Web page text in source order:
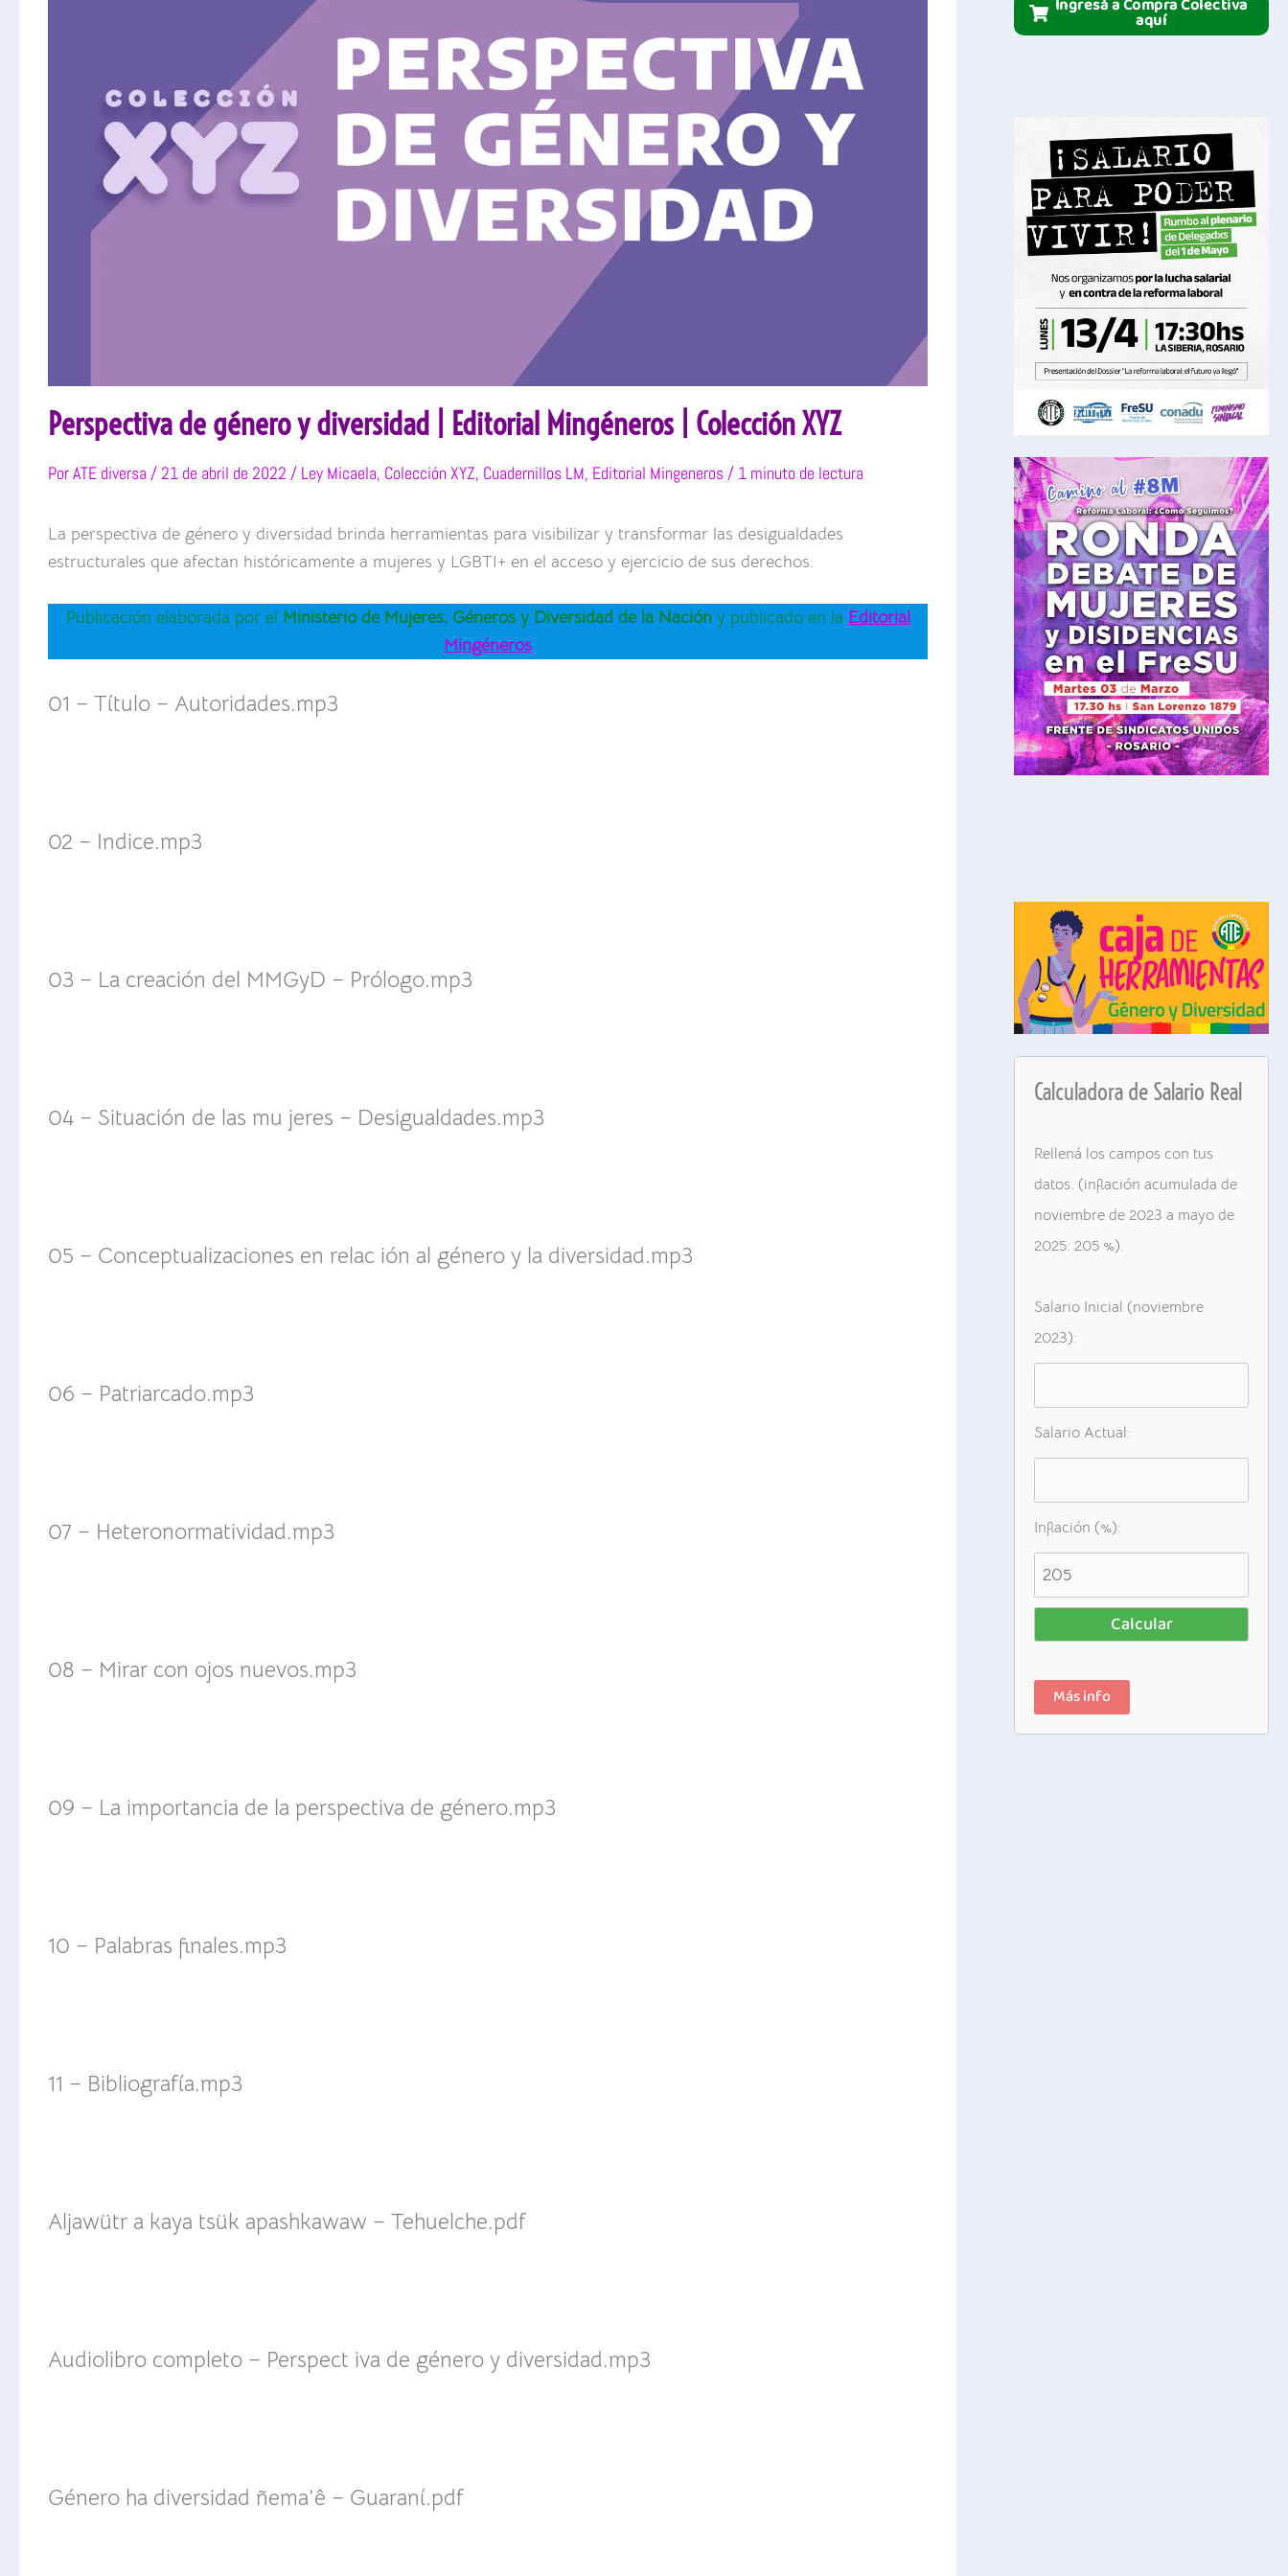
Perspectiva de género y diversidad | Editorial Mingéneros | Colección XYZ
PorATE diversa/21 de abril de 2022 / Ley Micaela, Colección XYZ, Cuadernillos LM, Editorial Mingeneros/ 1 minuto de lectura
La perspectiva de género y diversidad brinda herramientas para visibilizar y transformar las desigualdades
estructurales que afectan históricamente a mujeres y LGBTI+ en el acceso y ejercicio de sus derechos.
Publicación elaborada por el Ministerio de Mujeres, Géneros y Diversidad de la Nacióny publicado en la Editorial
Mingéneros
01 – Título – Autoridades.mp3
02 – Indice.mp3
03 – La creación del MMGyD – Prólogo.mp3
04 – Situación de las mu jeres – Desigualdades.mp3
05 – Conceptualizaciones en relac ión al género y la diversidad.mp3
06 – Patriarcado.mp3
07 – Heteronormatividad.mp3
08 – Mirar con ojos nuevos.mp3
09 – La importancia de la perspectiva de género.mp3
10 – Palabras finales.mp3
11 – Bibliografía.mp3
Aljawütr a kaya tsük apashkawaw – Tehuelche.pdf
Audiolibro completo – Perspect iva de género y diversidad.mp3
Género ha diversidad ñema’ê – Guaraní.pdf
Ingresá a Compra Colectiva
aquí
Calculadora de Salario Real
Rellená los campos con tus
datos. (inflación acumulada de
noviembre de 2023 a mayo de
2025: 205 %).
Salario Inicial (noviembre
2023):
Salario Actual:
Inflación (%):
Calcular
Más info